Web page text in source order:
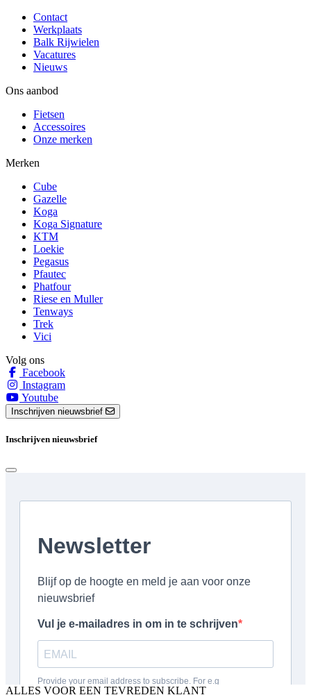
Contact
Werkplaats
Balk Rijwielen
Vacatures
Nieuws
Ons aanbod
Fietsen
Accessoires
Onze merken
Merken
Cube
Gazelle
Koga
Koga Signature
KTM
Loekie
Pegasus
Pfautec
Phatfour
Riese en Muller
Tenways
Trek
Vici
Volg ons
Facebook
Instagram
Youtube
Inschrijven nieuwsbrief
Inschrijven nieuwsbrief
ALLES VOOR EEN TEVREDEN KLANT